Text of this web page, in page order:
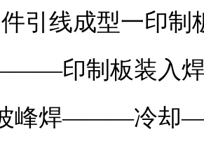
引线成型一印
———印制板装
焊———冷却